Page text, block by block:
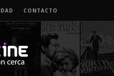
CONTACTO